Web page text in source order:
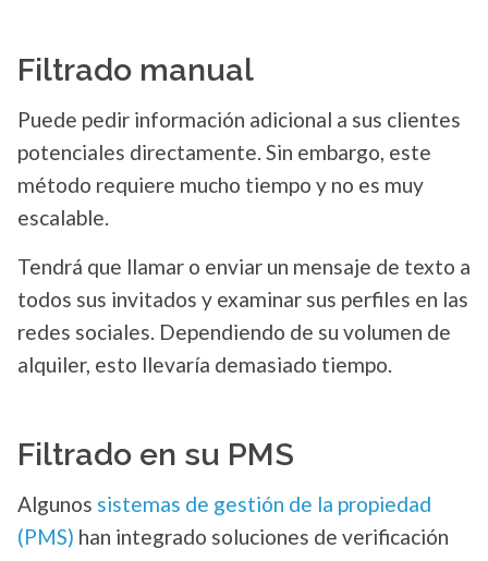
Filtrado manual
Puede pedir información adicional a sus clientes
potenciales directamente. Sin embargo, este
método requiere mucho tiempo y no es muy
escalable.
Tendrá que llamar o enviar un mensaje de texto a
todos sus invitados y examinar sus perfiles en las
redes sociales. Dependiendo de su volumen de
alquiler, esto llevaría demasiado tiempo.
Filtrado en su PMS
Algunos sistemas de gestión de la propiedad
(PMS) han integrado soluciones de verificación